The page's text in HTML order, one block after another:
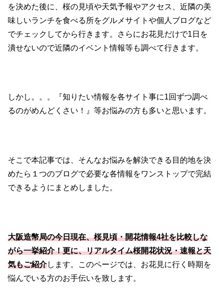
を決めた後に、桜の見頃や天気予報やアクセス、近隣の美
味しいランチを食べる所をグルメサイトや個人ブログなど
でチェックしてから行きます。さらにお花見だけで1日を
潰せないので近隣のイベント情報等も調べて行きます。
しかし。。。『知りたい情報を各サイト事に1回ずつ調べ
るのがめんどくさい！』等お悩みの方も多いと思います。
そこで本記事では、そんなお悩みを解決できる目的地を決
めたら１つのブログで必要な各情報をワンストップで完結
できるようにまとめしました。
大阪造幣局の今日現在、桜見頃・開花情報4社を比較しな
がら一挙紹介！更に、リアルタイム桜開花状況・速報と天
気もご紹介します。このページでは、お花見に行く時期を
悩んでいる方のお手伝いを致します。